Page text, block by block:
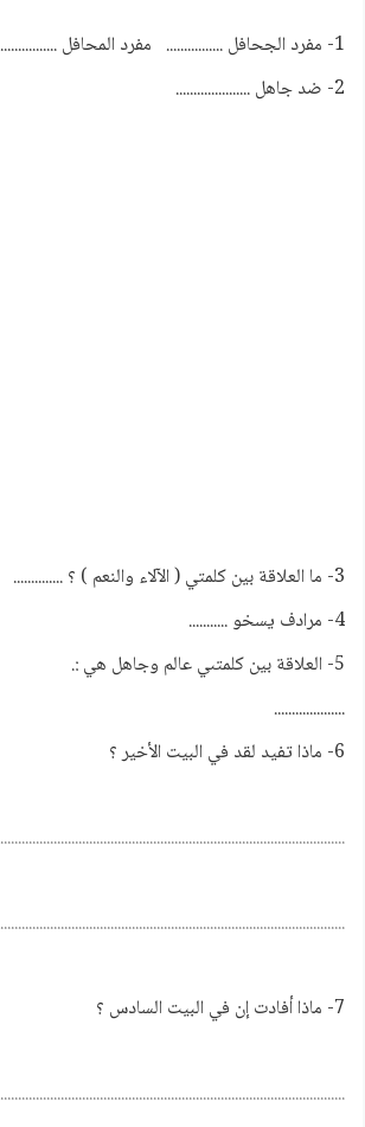
1- مفرد الجحافل ................ مفرد المحافل .................
2- ضد جاهل .....................
3- ما العلاقة بين كلمتي (
الآلاء والنعم ) ؟ ..............
4- مرادف يسخو ...........
5- العلاقة بين كلمتىي عالم وجاهل هي :.
....................
6- ماذا تفيد لقد في البيت الأخير ؟
7- ماذا أفادت إن في البيت السادس ؟